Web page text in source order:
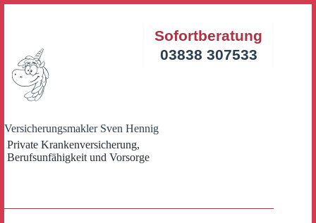
Versicherungsmakler Sven Hennig
Private Krankenversicherung,
Berufsunfähigkeit und Vorsorge
Sofortberatung
03838 307533